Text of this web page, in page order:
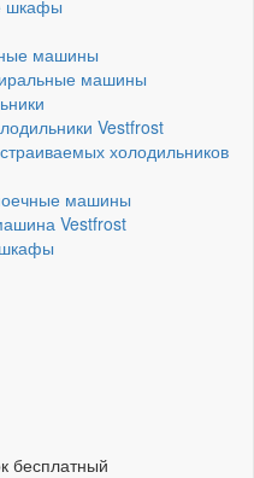
шкафы
машины
машины
Vestfrost
холодильников
машины
Vestfrost
бесплатный